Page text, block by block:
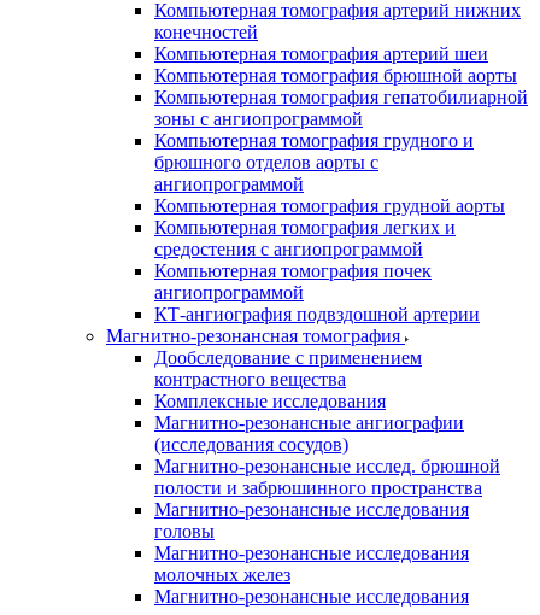
Компьютерная томография артерий нижних
конечностей
Компьютерная томография артерий шеи
Компьютерная томография брюшной аорты
Компьютерная томография гепатобилиарной
зоны с ангиопрограммой
Компьютерная томография грудного и
брюшного отделов аорты с
ангиопрограммой
Компьютерная томография грудной аорты
Компьютерная томография легких и
средостения с ангиопрограммой
Компьютерная томография почек
ангиопрограммой
КТ-ангиография подвздошной артерии
Магнитно-резонансная томография
Дообследование с применением
контрастного вещества
Комплексные исследования
Магнитно-резонансные ангиографии
(исследования сосудов)
Магнитно-резонансные исслед. брюшной
полости и забрюшинного пространства
Магнитно-резонансные исследования
головы
Магнитно-резонансные исследования
молочных желез
Магнитно-резонансные исследования